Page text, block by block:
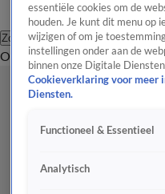
Zoeken
OverzichtEntertainment
essentiële cookies om de
houden. Je kunt dit menu op
wijzigen of om je
instellingen onder aan de
binnen onze Digitale
Cookieverklaring voor meer
Diensten.
Functioneel & Essentieel
Analytisch